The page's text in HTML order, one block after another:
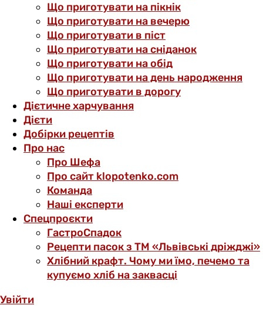
Що приготувати на пікнік
Що приготувати на вечерю
Що приготувати в піст
Що приготувати на сніданок
Що приготувати на обід
Що приготувати на день народження
Що приготувати в дорогу
Дієтичне харчування
Дієти
Добірки рецептів
Про нас
Про Шефа
Про сайт klopotenko.com
Команда
Наші експерти
Спецпроєкти
ГастроСпадок
Рецепти пасок з ТМ «Львівські дріжджі»
Хлібний крафт. Чому ми їмо, печемо та
купуємо хліб на заквасці
Увійти